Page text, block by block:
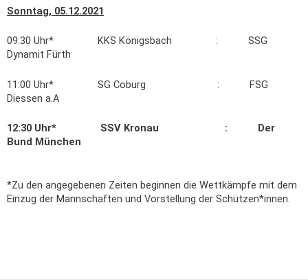
Sonntag, 05.12.2021
09:30 Uhr* KKS Königsbach : SSG
Dynamit Fürth
11:00 Uhr* SG Coburg : FSG
Diessen a.A
12:30 Uhr* SSV Kronau : Der
Bund München
*Zu den angegebenen Zeiten beginnen die Wettkämpfe mit dem
Einzug der Mannschaften und Vorstellung der Schützen*innen.